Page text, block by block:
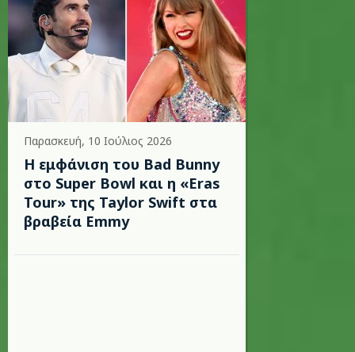
Παρασκευή, 10 Ιούλιος 2026
Η εμφάνιση του Bad Bunny
στο Super Bowl και η «Eras
Tour» της Taylor Swift στα
βραβεία Emmy